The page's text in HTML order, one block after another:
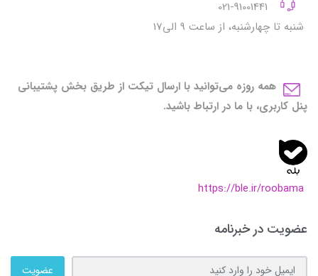
شنبه تا چهارشنبه، از ساعت 9 الی17
همه روزه می‌توانید با ارسال تیکت از طریق بخش پشتیبانی
پنل کاربری، با ما در ارتباط باشید.
https://ble.ir/roobama
عضویت در خبرنامه
عضویت